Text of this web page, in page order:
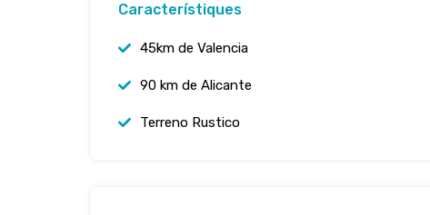
Característiques
45km de Valencia
90 km de Alicante
Terreno Rustico